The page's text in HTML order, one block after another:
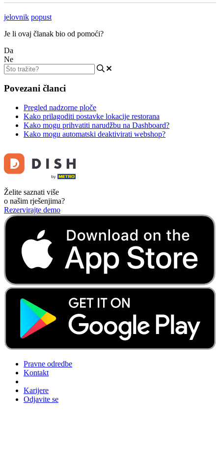
jelovnik popust
Je li ovaj članak bio od pomoći?
Da
Ne
Povezani članci
Pregled nadzorne ploče
Kako prilagoditi postavke lokacije restorana
Kako mogu prihvatiti narudžbu na Dashboard?
Kako mogu automatski deaktivirati webshop?
Želite saznati više
o našim rješenjima?
Rezervirajte demo
Pravne odredbe
Kontakt
Karijere
Odjavite se